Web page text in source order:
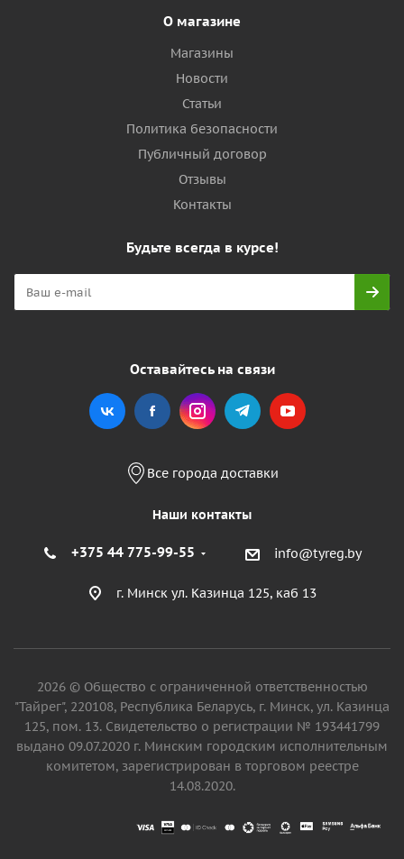
О магазине
Магазины
Новости
Статьи
Политика безопасности
Публичный договор
Отзывы
Контакты
Будьте всегда в курсе!
Оставайтесь на связи
Все города доставки
Наши контакты
+375 44 775-99-55 info@tyreg.by
г. Минск ул. Казинца 125, каб 13
2026 © Общество с ограниченной ответственностью
"Тайрег", 220108, Республика Беларусь, г. Минск, ул. Казинца
125, пом. 13. Свидетельство о регистрации № 193441799
выдано 09.07.2020 г. Минским городским исполнительным
комитетом, зарегистрирован в торговом реестре
14.08.2020.